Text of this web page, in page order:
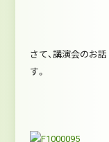
さて、講演会のお
す。